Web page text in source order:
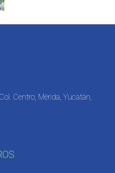
Centro, Mérida, Yucatán,